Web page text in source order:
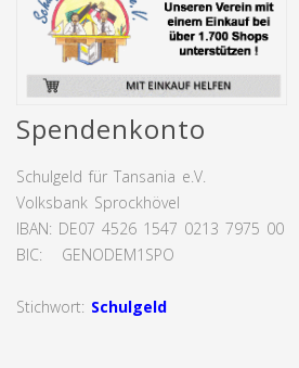
Spendenkonto
Schulgeld für Tansania e.V.
Volksbank Sprockhövel
IBAN: DE07 4526 1547 0213 7975 00
BIC: GENODEM1SPO
Stichwort: Schulgeld